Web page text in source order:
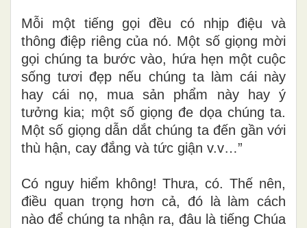
Mỗi một tiếng gọi đều có nhịp điệu và
thông điệp riêng của nó. Một số giọng mời
gọi chúng ta bước vào, hứa hẹn một cuộc
sống tươi đẹp nếu chúng ta làm cái này
hay cái nọ, mua sản phẩm này hay ý
tưởng kia; một số giọng đe dọa chúng ta.
Một số giọng dẫn dắt chúng ta đến gần với
thù hận, cay đắng và tức giận v.v…”
Có nguy hiểm không! Thưa, có. Thế nên,
điều quan trọng hơn cả, đó là làm cách
nào để chúng ta nhận ra, đâu là tiếng Chúa